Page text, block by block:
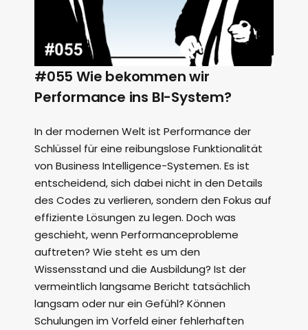
#055 Wie bekommen wir
Performance ins BI-System?
In der modernen Welt ist Performance der
Schlüssel für eine reibungslose Funktionalität
von Business Intelligence-Systemen. Es ist
entscheidend, sich dabei nicht in den Details
des Codes zu verlieren, sondern den Fokus auf
effiziente Lösungen zu legen. Doch was
geschieht, wenn Performanceprobleme
auftreten? Wie steht es um den
Wissensstand und die Ausbildung? Ist der
vermeintlich langsame Bericht tatsächlich
langsam oder nur ein Gefühl? Können
Schulungen im Vorfeld einer fehlerhaften